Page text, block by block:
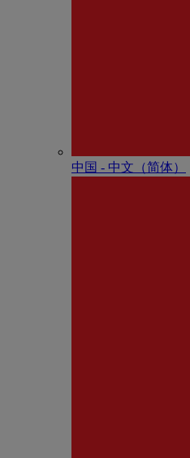
中国 - 中⽂（简体）